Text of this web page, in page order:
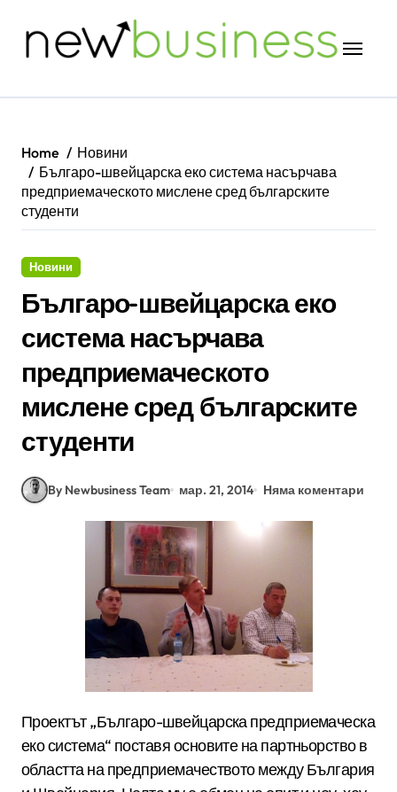
Home
Новини
Българо-швейцарска еко система насърчава
предприемаческото мислене сред българските
студенти
Новини
Българо-швейцарска еко
система насърчава
предприемаческото
мислене сред българските
студенти
By Newbusiness Team мар. 21, 2014 Няма коментари
Проектът „Българо-швейцарска предприемаческа
еко система“ поставя основите на партньорство в
областта на предприемачеството между България